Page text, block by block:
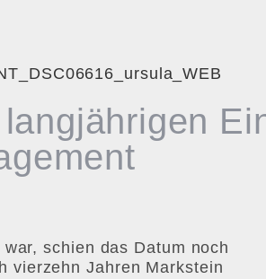
schien das Datum noch
vierzehn Jahren Markstein